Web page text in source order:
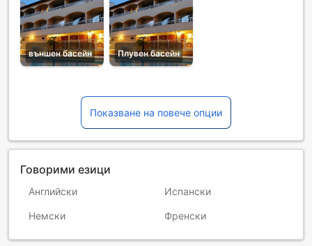
външен басейн Плувен басейн
Показване на повече опции
Говорими езици
Английски Испански
Немски Френски